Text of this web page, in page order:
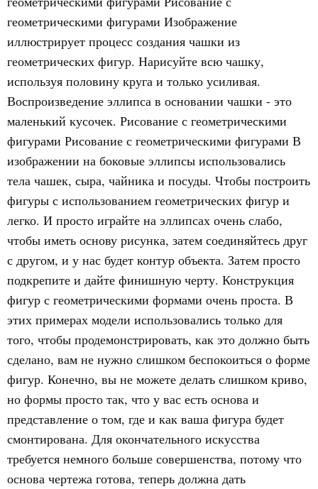
геометрическими фигурами Изображение
иллюстрирует процесс создания чашки из
геометрических фигур. Нарисуйте всю чашку,
используя половину круга и только усиливая.
Воспроизведение эллипса в основании чашки - это
маленький кусочек. Рисование с геометрическими
фигурами Рисование с геометрическими фигурами В
изображении на боковые эллипсы использовались
тела чашек, сыра, чайника и посуды. Чтобы построить
фигуры с использованием геометрических фигур и
легко. И просто играйте на эллипсах очень слабо,
чтобы иметь основу рисунка, затем соединяйтесь друг
с другом, и у нас будет контур объекта. Затем просто
подкрепите и дайте финишную черту. Конструкция
фигур с геометрическими формами очень проста. В
этих примерах модели использовались только для
того, чтобы продемонстрировать, как это должно быть
сделано, вам не нужно слишком беспокоиться о форме
фигур. Конечно, вы не можете делать слишком криво,
но формы просто так, что у вас есть основа и
представление о том, где и как ваша фигура будет
смонтирована. Для окончательного искусства
требуется немного больше совершенства, потому что
основа чертежа готова, теперь должна дать